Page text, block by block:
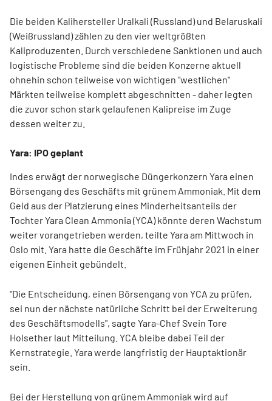
Die beiden Kalihersteller Uralkali (Russland) und Belaruskali
(Weißrussland) zählen zu den vier weltgrößten
Kaliproduzenten. Durch verschiedene Sanktionen und auch
logistische Probleme sind die beiden Konzerne aktuell
ohnehin schon teilweise von wichtigen "westlichen"
Märkten teilweise komplett abgeschnitten - daher legten
die zuvor schon stark gelaufenen Kalipreise im Zuge
dessen weiter zu.
Yara: IPO geplant
Indes erwägt der norwegische Düngerkonzern Yara einen
Börsengang des Geschäfts mit grünem Ammoniak. Mit dem
Geld aus der Platzierung eines Minderheitsanteils der
Tochter Yara Clean Ammonia (YCA) könnte deren Wachstum
weiter vorangetrieben werden, teilte Yara am Mittwoch in
Oslo mit. Yara hatte die Geschäfte im Frühjahr 2021 in einer
eigenen Einheit gebündelt.
"Die Entscheidung, einen Börsengang von YCA zu prüfen,
sei nun der nächste natürliche Schritt bei der Erweiterung
des Geschäftsmodells", sagte Yara-Chef Svein Tore
Holsether laut Mitteilung. YCA bleibe dabei Teil der
Kernstrategie. Yara werde langfristig der Hauptaktionär
sein.
Bei der Herstellung von grünem Ammoniak wird auf